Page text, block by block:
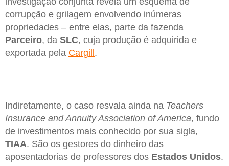
corrupção e grilagem envolvendo inúmeras
propriedades – entre elas, parte da fazenda
Parceiro, da SLC, cuja produção é adquirida e
exportada pela Cargill.
Indiretamente, o caso resvala ainda na Teachers
Insurance and Annuity Association of America, fundo
de investimentos mais conhecido por sua sigla,
TIAA. São os gestores do dinheiro das
aposentadorias de professores dos Estados Unidos.